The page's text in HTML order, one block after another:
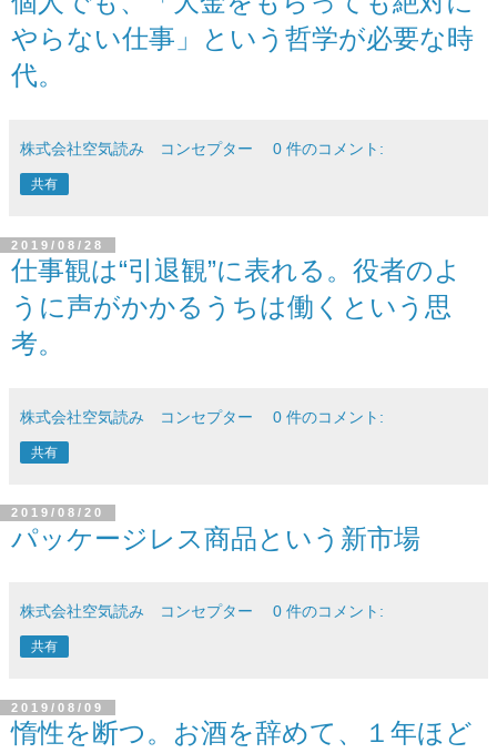
やらない仕事」という哲学が必要な時
代。
株式会社空気読み コンセプター 0 件のコメント:
共有
2019/08/28
仕事観は“引退観”に表れる。役者のよ
うに声がかかるうちは働くという思
考。
株式会社空気読み コンセプター 0 件のコメント:
共有
2019/08/20
パッケージレス商品という新市場
株式会社空気読み コンセプター 0 件のコメント:
共有
2019/08/09
惰性を断つ。お酒を辞めて、１年ほど